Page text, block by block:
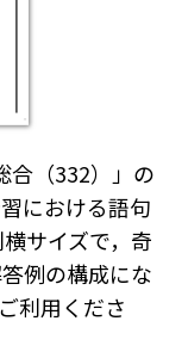
合（332）」の
における語句
サイズで，奇
例の構成にな
利用くださ